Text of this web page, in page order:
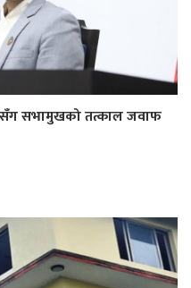
सभामुखको तत्काल जवाफ